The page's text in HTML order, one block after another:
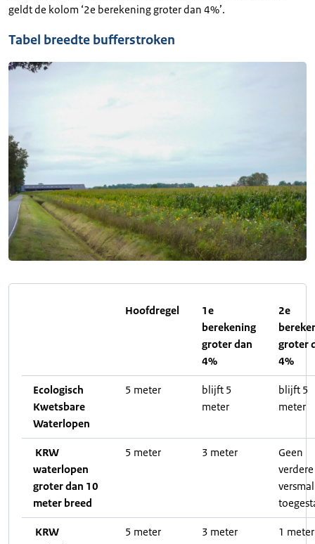
geldt de kolom ‘2e berekening groter dan 4%’.
Tabel breedte bufferstroken
Hoofdregel
1e
berekening
groter dan
4%
2e
groter
4%
Ecologisch
Kwetsbare
Waterlopen
5 meter
blijft 5
meter
blijft 5
meter
KRW
waterlopen
groter dan 10
meter breed
5 meter 3 meter
Geen
verdere
KRW
5 meter 3 meter 1 meter